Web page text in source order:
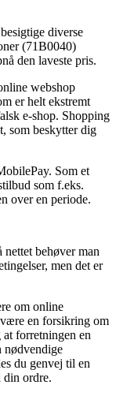
diverse
(71B0040)
den laveste pris.
webshop
er helt ekstremt
e-shop. Shopping
som beskytter dig
Som et
som f.eks.
over en periode.
behøver man
men det er
om online
en forsikring om
forretningen en
nødvendige
du genvej til en
ordre.